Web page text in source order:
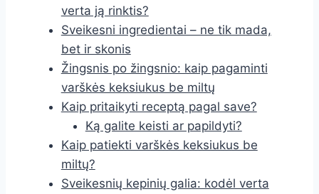
verta ją rinktis?
Sveikesni ingredientai – ne tik mada,
bet ir skonis
Žingsnis po žingsnio: kaip pagaminti
varškės keksiukus be miltų
Kaip pritaikyti receptą pagal save?
Ką galite keisti ar papildyti?
Kaip patiekti varškės keksiukus be
miltų?
Sveikesnių kepinių galia: kodėl verta